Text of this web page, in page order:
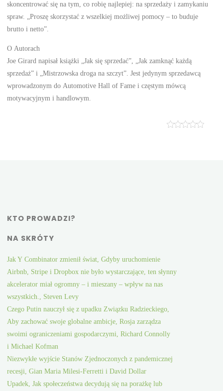
skoncentrować się na tym, co robię najlepiej: na sprzedaży i zamykaniu
spraw. „Proszę skorzystać z wszelkiej możliwej pomocy – to buduje
brutto i netto”.
O Autorach
Joe Girard napisał książki „Jak się sprzedać”, „Jak zamknąć każdą
sprzedaż” i „Mistrzowska droga na szczyt”. Jest jedynym sprzedawcą
wprowadzonym do Automotive Hall of Fame i częstym mówcą
motywacyjnym i handlowym.
KTO PROWADZI?
NA SKRÓTY
Jak Y Combinator zmienił świat, Gdyby uruchomienie
Airbnb, Stripe i Dropbox nie było wystarczające, ten słynny
akcelerator miał ogromny – i mieszany – wpływ na nas
wszystkich., Steven Levy
Czego Putin nauczył się z upadku Związku Radzieckiego,
Aby zachować swoje globalne ambicje, Rosja zarządza
swoimi ograniczeniami gospodarczymi, Richard Connolly
i Michael Kofman
Niezwykłe wyjście Stanów Zjednoczonych z pandemicznej
recesji, Gian Maria Milesi-Ferretti i David Dollar
Upadek, Jak społeczeństwa decydują się na porażkę lub